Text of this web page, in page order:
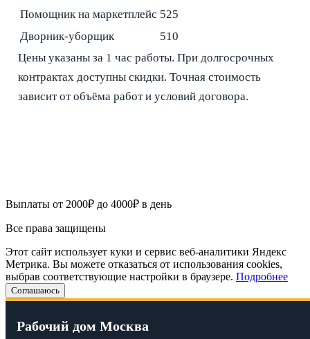
Помощник на маркетплейс 525
Дворник-уборщик
510
Цены указаны за 1 час работы. При долгосрочных
контрактах доступны скидки. Точная стоимость
зависит от объёма работ и условий договора.
Выплаты от 2000₽ до 4000₽ в день
Все права защищены
Этот сайт использует куки и сервис веб-аналитики Яндекс
Метрика. Вы можете отказаться от использования cookies,
выбрав соответствующие настройки в браузере. Подробнее
Соглашаюсь
Рабочий дом Москва